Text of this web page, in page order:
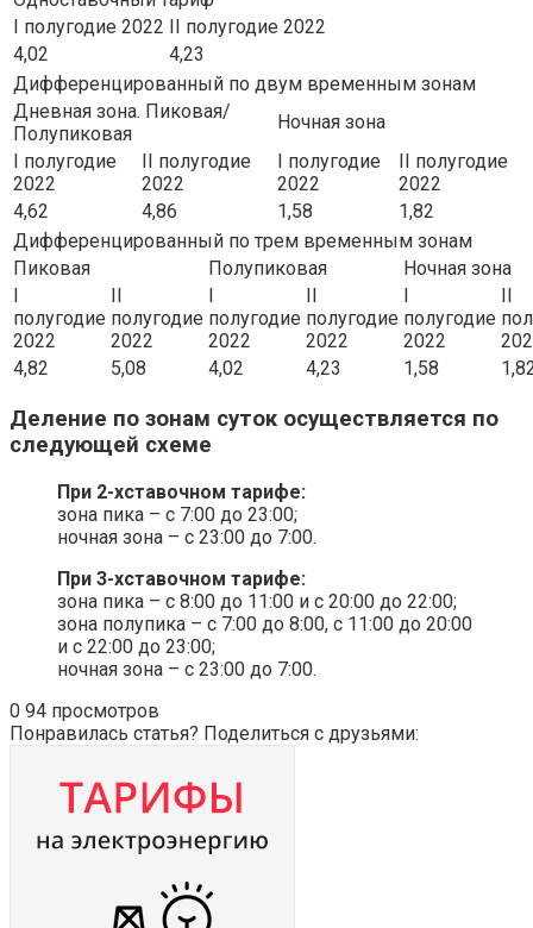
I полугодие 2022 II полугодие 2022
4,02
4,23
Дифференцированный по двум временным зонам
Дневная зона. Пиковая/
Полупиковая
Ночная зона
I полугодие
2022
II полугодие
2022
I полугодие
2022
II полугодие
2022
4,62
4,86 1,58
1,82
Дифференцированный по трем временным зонам
Пиковая
Полупиковая
Ночная зона
I
полугодие
2022
II
полугодие
2022
I
полугодие
2022
II
полугодие
2022
I
полугодие
2022
II
4,82
5,08 4,02 4,23 1,58
Деление по зонам суток осуществляется по
следующей схеме
При 2-хставочном тарифе:
зона пика – с 7:00 до 23:00;
ночная зона – с 23:00 до 7:00.
При 3-хставочном тарифе:
зона пика – с 8:00 до 11:00 и с 20:00 до 22:00;
зона полупика – с 7:00 до 8:00, с 11:00 до 20:00
и с 22:00 до 23:00;
ночная зона – с 23:00 до 7:00.
0 94 просмотров
Понравилась статья? Поделиться с друзьями: